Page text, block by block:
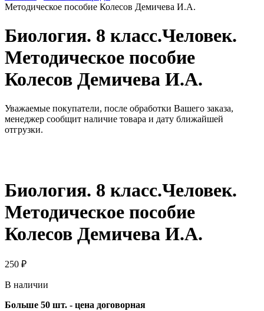
Методическое пособие Колесов Демичева И.А.
Биология. 8 класс.Человек.
Методическое пособие
Колесов Демичева И.А.
Уважаемые покупатели, после обработки Вашего заказа,
менеджер сообщит наличие товара и дату ближайшей
отгрузки.
Биология. 8 класс.Человек.
Методическое пособие
Колесов Демичева И.А.
250 ₽
В наличии
Больше 50 шт. - цена договорная